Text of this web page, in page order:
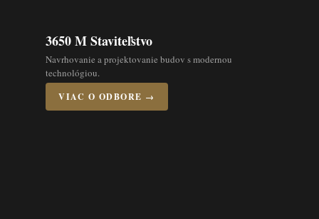
3650 M Staviteľstvo
Navrhovanie a projektovanie budov s modernou
technológiou.
VIAC O ODBORE →